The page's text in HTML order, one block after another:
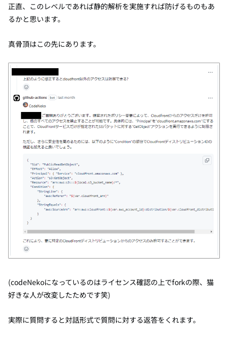
正直、このレベルであれば静的解析を実施すれば防げるものもあ
るかと思います。
真骨頂はこの先にあります。
(codeNekoになっているのはライセンス確認の上でforkの際、猫
好きな人が改変したためです笑)
実際に質問すると対話形式で質問に対する返答をくれます。